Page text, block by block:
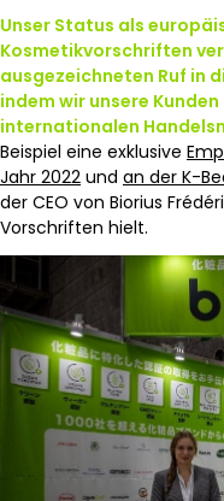
Unser Status als
Kosmetikvorschriften
ausgezeichneten Ruf in
indem wir unsere
internationalen
Beispiel eine exklusive
Jahr 2022 und an der K-
der CEO von Biorius
Vorschriften hielt.